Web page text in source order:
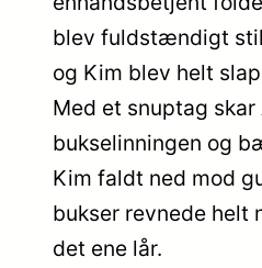
blev fuldstændigt
og Kim blev helt
Med et snuptag skar
bukselinningen og
Kim faldt ned mod
bukser revnede helt
det ene lår.